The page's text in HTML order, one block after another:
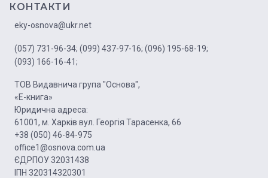
КОНТАКТИ
eky-osnova@ukr.net
(057) 731-96-34; (099) 437-97-16; (096) 195-68-19;
(093) 166-16-41;
ТОВ Видавнича група "Основа",
«Е-книга»
Юридична адреса:
61001, м. Харків вул. Георгія Тарасенка, 66
+38 (050) 46-84-975
office1@osnova.com.ua
ЄДРПОУ 32031438
ІПН 320314320301